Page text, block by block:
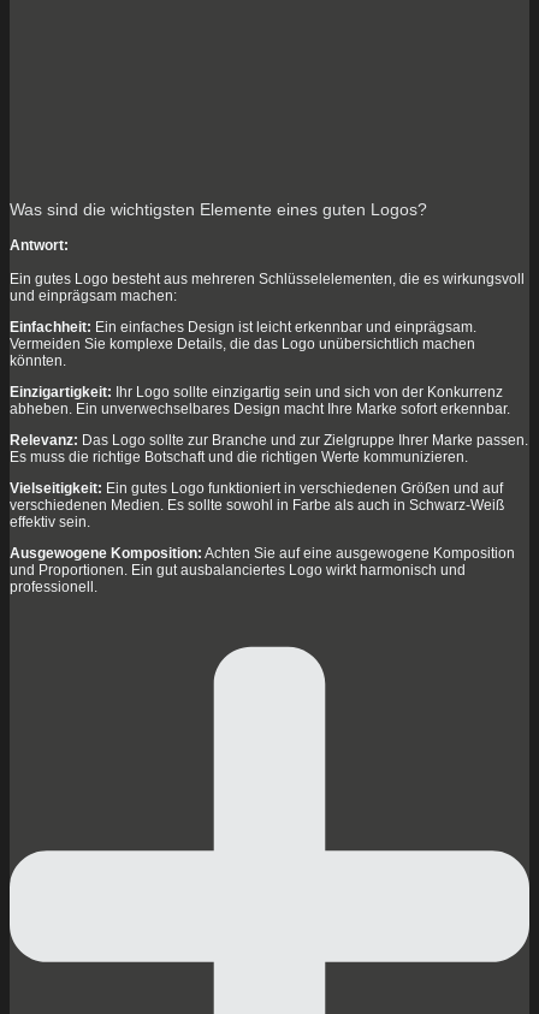
Was sind die wichtigsten Elemente eines guten Logos?
Antwort:
Ein gutes Logo besteht aus mehreren Schlüsselelementen, die es wirkungsvoll
und einprägsam machen:
Einfachheit: Ein einfaches Design ist leicht erkennbar und einprägsam.
Vermeiden Sie komplexe Details, die das Logo unübersichtlich machen
könnten.
Einzigartigkeit: Ihr Logo sollte einzigartig sein und sich von der Konkurrenz
abheben. Ein unverwechselbares Design macht Ihre Marke sofort erkennbar.
Relevanz: Das Logo sollte zur Branche und zur Zielgruppe Ihrer Marke passen.
Es muss die richtige Botschaft und die richtigen Werte kommunizieren.
Vielseitigkeit: Ein gutes Logo funktioniert in verschiedenen Größen und auf
verschiedenen Medien. Es sollte sowohl in Farbe als auch in Schwarz-Weiß
effektiv sein.
Ausgewogene Komposition: Achten Sie auf eine ausgewogene Komposition
und Proportionen. Ein gut ausbalanciertes Logo wirkt harmonisch und
professionell.